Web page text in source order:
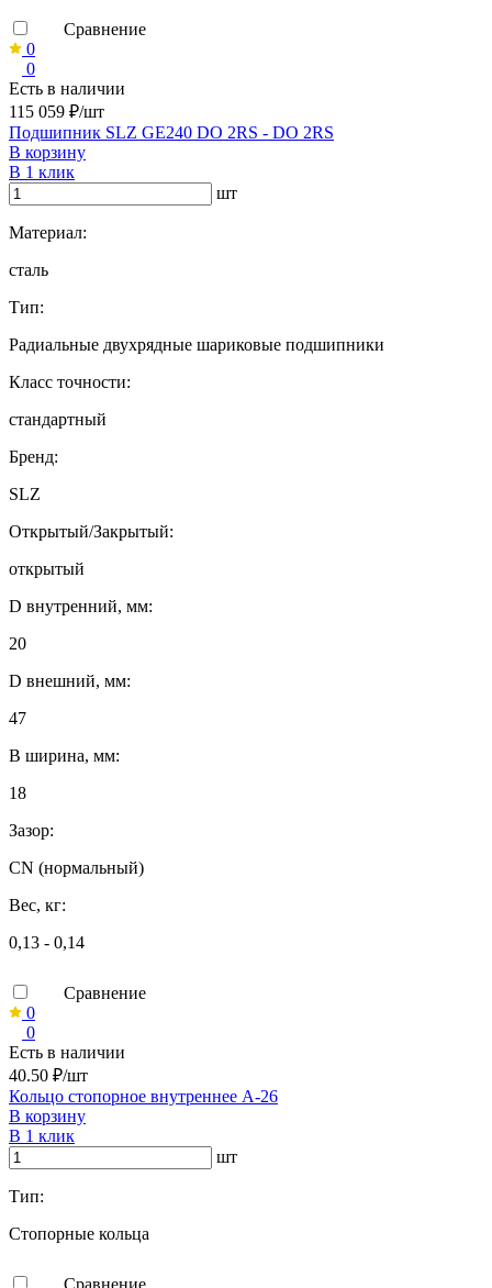
Сравнение
0
0
Есть в наличии
115 059 ₽/шт
Подшипник SLZ GE240 DO 2RS - DO 2RS
В корзину
В 1 клик
шт
Материал:
сталь
Тип:
Радиальные двухрядные шариковые подшипники
Класс точности:
стандартный
Бренд:
SLZ
Открытый/Закрытый:
открытый
D внутренний, мм:
20
D внешний, мм:
47
B ширина, мм:
18
Зазор:
CN (нормальный)
Вес, кг:
0,13 - 0,14
Сравнение
0
0
Есть в наличии
40.50 ₽/шт
Кольцо стопорное внутреннее А-26
В корзину
В 1 клик
шт
Тип:
Стопорные кольца
Сравнение